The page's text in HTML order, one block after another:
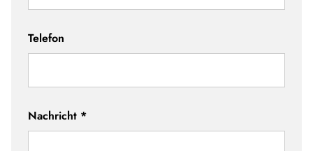
Telefon
Nachricht *